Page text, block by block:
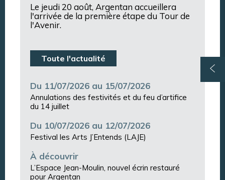
Le jeudi 20 août, Argentan accueillera
l'arrivée de la première étape du Tour de
l'Avenir.
Toute l'actualité
Du 11/07/2026 au 15/07/2026
Annulations des festivités et du feu d’artifice
du 14 juillet
Du 10/07/2026 au 12/07/2026
Festival les Arts J’Entends (LAJE)
À découvrir
L’Espace Jean-Moulin, nouvel écrin restauré
pour Argentan